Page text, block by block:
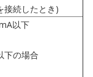
接続したとき)
以下
下の場合